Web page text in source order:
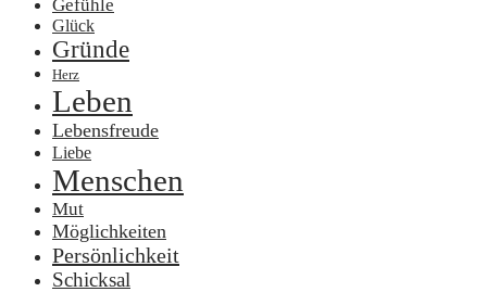
Gefühle
Glück
Gründe
Herz
Leben
Lebensfreude
Liebe
Menschen
Mut
Möglichkeiten
Persönlichkeit
Schicksal